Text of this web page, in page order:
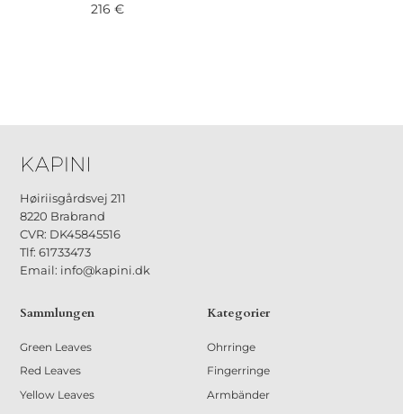
216 €
Høiriisgårdsvej 211
8220 Brabrand
CVR: DK45845516
Tlf: 61733473
Email: info@kapini.dk
Sammlungen
Green Leaves
Red Leaves
Yellow Leaves
Kategorier
Ohrringe
Fingerringe
Armbänder